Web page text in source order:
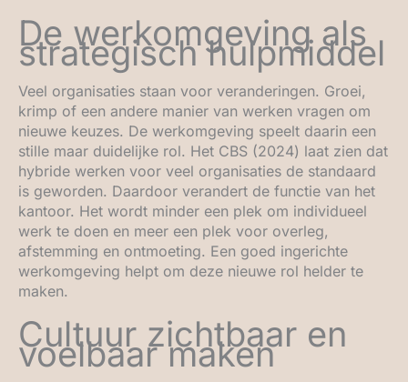
De werkomgeving als
strategisch hulpmiddel
Veel organisaties staan voor veranderingen. Groei,
krimp of een andere manier van werken vragen om
nieuwe keuzes. De werkomgeving speelt daarin een
stille maar duidelijke rol. Het CBS (2024) laat zien dat
hybride werken voor veel organisaties de standaard
is geworden. Daardoor verandert de functie van het
kantoor. Het wordt minder een plek om individueel
werk te doen en meer een plek voor overleg,
afstemming en ontmoeting. Een goed ingerichte
werkomgeving helpt om deze nieuwe rol helder te
maken.
Cultuur zichtbaar en
voelbaar maken